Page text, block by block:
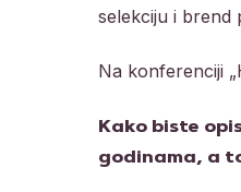
selekciju i brend
Na konferenciji
Kako biste
godinama, a